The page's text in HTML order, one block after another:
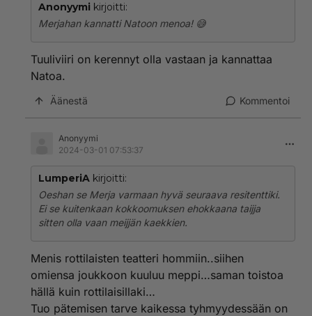
Anonyymi kirjoitti:
Merjahan kannatti Natoon menoa! 😅
Tuuliviiri on kerennyt olla vastaan ja kannattaa
Natoa.
Äänestä Kommentoi
Anonyymi
2024-03-01 07:53:37
LumperiA kirjoitti:
Oeshan se Merja varmaan hyvä seuraava resitenttiki.
Ei se kuitenkaan kokkoomuksen ehokkaana taijja
sitten olla vaan meijjän kaekkien.
Menis rottilaisten teatteri hommiin..siihen
omiensa joukkoon kuuluu meppi…saman toistoa
hällä kuin rottilaisillaki…
Tuo pätemisen tarve kaikessa tyhmyydessään on